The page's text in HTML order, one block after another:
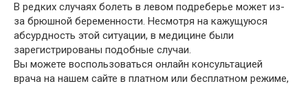
В редких случаях болеть в левом подреберье может из-
за брюшной беременности. Несмотря на кажущуюся
абсурдность этой ситуации, в медицине были
зарегистрированы подобные случаи.
Вы можете воспользоваться онлайн консультацией
врача на нашем сайте в платном или бесплатном режиме,